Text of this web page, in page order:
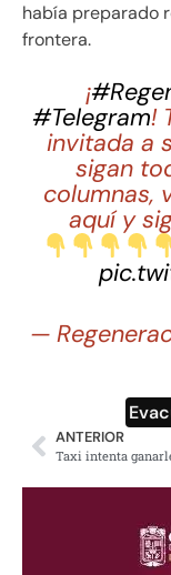
había preparado
frontera.
¡
#Telegram!
invitada a
sigan
columnas,
aquí y
—
ANTERIOR